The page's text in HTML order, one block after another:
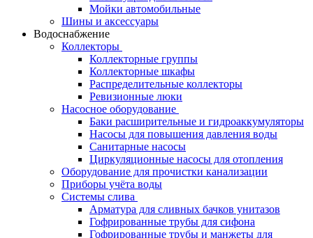
Мойки автомобильные
Шины и аксессуары
Водоснабжение
Коллекторы
Коллекторные группы
Коллекторные шкафы
Распределительные коллекторы
Ревизионные люки
Насосное оборудование
Баки расширительные и гидроаккумуляторы
Насосы для повышения давления воды
Санитарные насосы
Циркуляционные насосы для отопления
Оборудование для прочистки канализации
Приборы учёта воды
Системы слива
Арматура для сливных бачков унитазов
Гофрированные трубы для сифона
Гофрированные трубы и манжеты для